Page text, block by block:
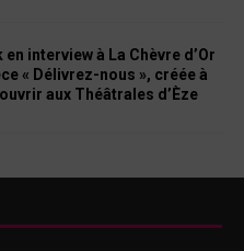
interview à La Chèvre d’Or
« Délivrez-nous », créée à
aux Théâtrales d’Èze